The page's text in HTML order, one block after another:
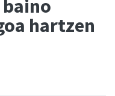
hartzen